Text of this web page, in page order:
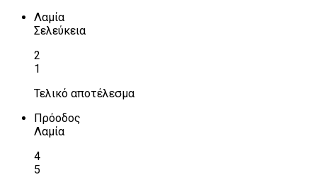
Λαμία
Σελεύκεια
2
1
Τελικό αποτέλεσμα
Πρόοδος
Λαμία
4
5